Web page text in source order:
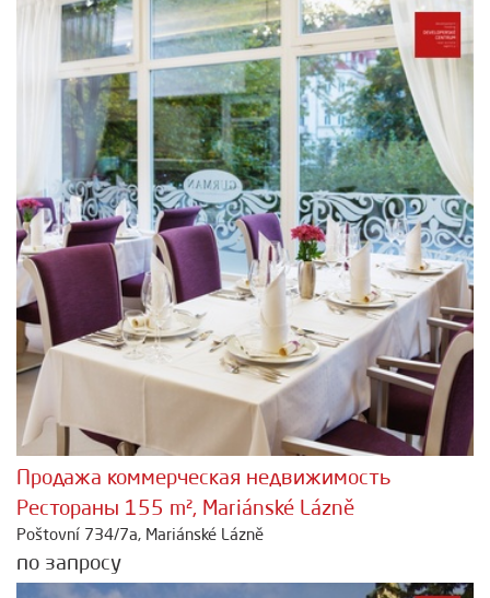
Продажа коммерческая недвижимость
Рестораны 155 m², Mariánské Lázně
Poštovní 734/7a, Mariánské Lázně
по запросу